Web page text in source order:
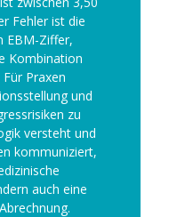
Fehler ist die
EBM-Ziffer,
Kombination
Praxen
und
zu
versteht und
kommuniziert,
auch eine